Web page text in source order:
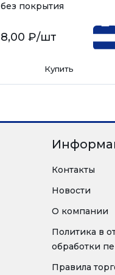
без покрытия
8,00 ₽/шт
Купить
Контакты
Новости
О компании
Политика в
обработки
Правила